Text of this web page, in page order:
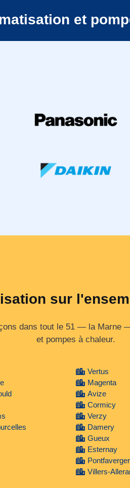
et
sur
dans tout le 51 — la Marne
et pompes à chaleur.
Vertus
Magenta
Avize
Cormicy
Verzy
Damery
Gueux
Esternay
Villers-